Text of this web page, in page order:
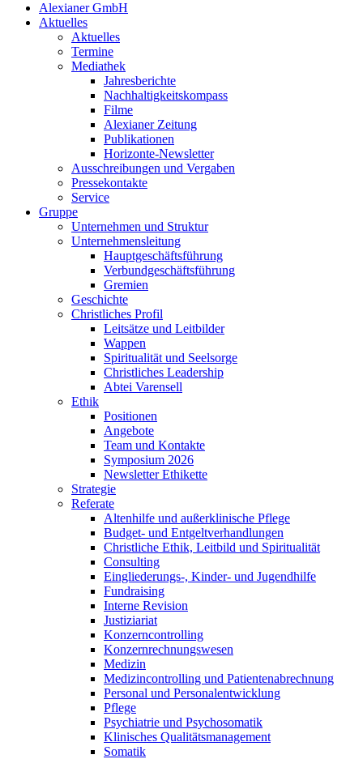
Alexianer GmbH
Aktuelles
Aktuelles
Termine
Mediathek
Jahresberichte
Nachhaltigkeitskompass
Filme
Alexianer Zeitung
Publikationen
Horizonte-Newsletter
Ausschreibungen und Vergaben
Pressekontakte
Service
Gruppe
Unternehmen und Struktur
Unternehmensleitung
Hauptgeschäftsführung
Verbundgeschäftsführung
Gremien
Geschichte
Christliches Profil
Leitsätze und Leitbilder
Wappen
Spiritualität und Seelsorge
Christliches Leadership
Abtei Varensell
Ethik
Positionen
Angebote
Team und Kontakte
Symposium 2026
Newsletter Ethikette
Strategie
Referate
Altenhilfe und außerklinische Pflege
Budget- und Entgeltverhandlungen
Christliche Ethik, Leitbild und Spiritualität
Consulting
Eingliederungs-, Kinder- und Jugendhilfe
Fundraising
Interne Revision
Justiziariat
Konzerncontrolling
Konzernrechnungswesen
Medizin
Medizincontrolling und Patientenabrechnung
Personal und Personalentwicklung
Pflege
Psychiatrie und Psychosomatik
Klinisches Qualitätsmanagement
Somatik